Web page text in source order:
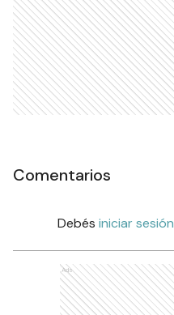
Comentarios
Debés iniciar sesión
Ads